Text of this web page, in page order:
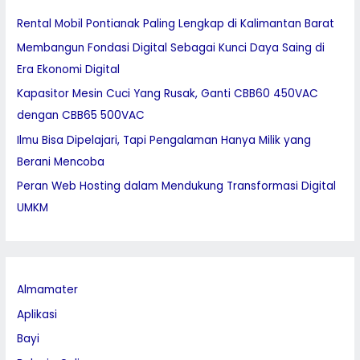
f
o
r
:
Rental Mobil Pontianak Paling Lengkap di Kalimantan Barat
Membangun Fondasi Digital Sebagai Kunci Daya Saing di
Era Ekonomi Digital
Kapasitor Mesin Cuci Yang Rusak, Ganti CBB60 450VAC
dengan CBB65 500VAC
Ilmu Bisa Dipelajari, Tapi Pengalaman Hanya Milik yang
Berani Mencoba
Peran Web Hosting dalam Mendukung Transformasi Digital
UMKM
Almamater
Aplikasi
Bayi